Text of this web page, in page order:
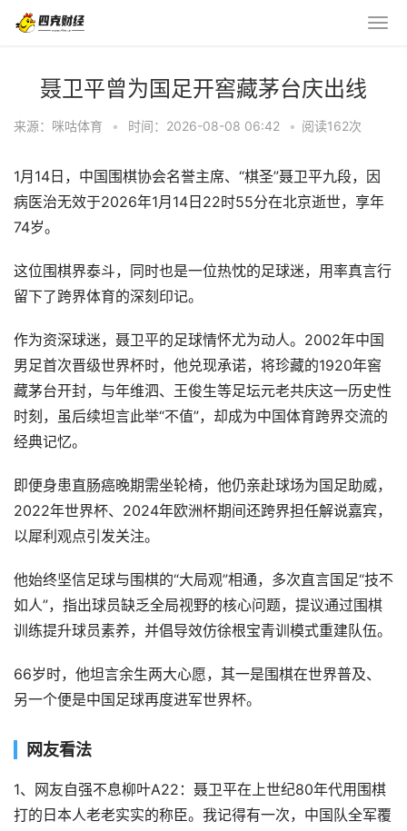
聂卫平曾为国足开窖藏茅台庆出线
来源：咪咕体育 • 时间：2026-08-08 06:42 • 阅读162次
1月14日，中国围棋协会名誉主席、“棋圣”聂卫平九段，因
病医治无效于2026年1月14日22时55分在北京逝世，享年
74岁。
这位围棋界泰斗，同时也是一位热忱的足球迷，用率真言行
留下了跨界体育的深刻印记。
作为资深球迷，聂卫平的足球情怀尤为动人。2002年中国
男足首次晋级世界杯时，他兑现承诺，将珍藏的1920年窖
藏茅台开封，与年维泗、王俊生等足坛元老共庆这一历史性
时刻，虽后续坦言此举“不值”，却成为中国体育跨界交流的
经典记忆。
即便身患直肠癌晚期需坐轮椅，他仍亲赴球场为国足助威，
2022年世界杯、2024年欧洲杯期间还跨界担任解说嘉宾，
以犀利观点引发关注。
他始终坚信足球与围棋的“大局观”相通，多次直言国足“技不
如人”，指出球员缺乏全局视野的核心问题，提议通过围棋
训练提升球员素养，并倡导效仿徐根宝青训模式重建队伍。
66岁时，他坦言余生两大心愿，其一是围棋在世界普及、
另一个便是中国足球再度进军世界杯。
网友看法
1、网友自强不息柳叶A22：聂卫平在上世纪80年代用围棋
打的日本人老老实实的称臣。我记得有一次，中国队全军覆